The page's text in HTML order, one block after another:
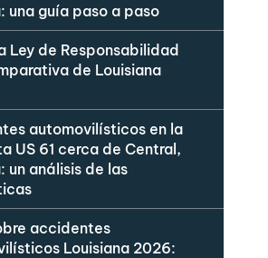
una guía paso a paso
Ley de Responsabilidad
de Louisiana
automovilísticos en la
US 61 cerca de Central,
un análisis de las
accidentes
Louisiana 2026: